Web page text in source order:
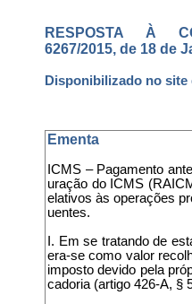
RESPOSTA À
6267/2015, de 18 de
Disponibilizado no site
Ementa
ICMS – Pagamento
uração do ICMS
elativos às operações
uentes.
I. Em se tratando de
era-se como valor
imposto devido pela
cadoria (artigo 426-A, §